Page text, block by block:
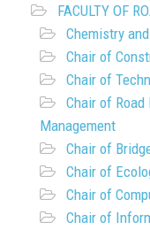
FACULTY OF
Chemistry
Chair of
Chair of
Chair of Road
Management
Chair of
Chair of
Chair of
Chair of